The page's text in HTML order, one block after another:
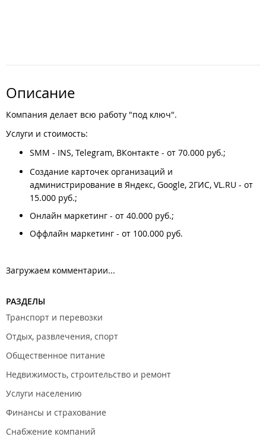
Описание
Компания делает всю работу "под ключ".
Услуги и стоимость:
SMM - INS, Telegram, ВКонтакте - от 70.000 руб.;
Создание карточек организаций и
администрирование в Яндекс, Google, 2ГИС, VL.RU - от
15.000 руб.;
Онлайн маркетинг - от 40.000 руб.;
Оффлайн маркетинг - от 100.000 руб.
Загружаем комментарии...
РАЗДЕЛЫ
Транспорт и перевозки
Отдых, развлечения, спорт
Общественное питание
Недвижимость, строительство и ремонт
Услуги населению
Финансы и страхование
Снабжение компаний